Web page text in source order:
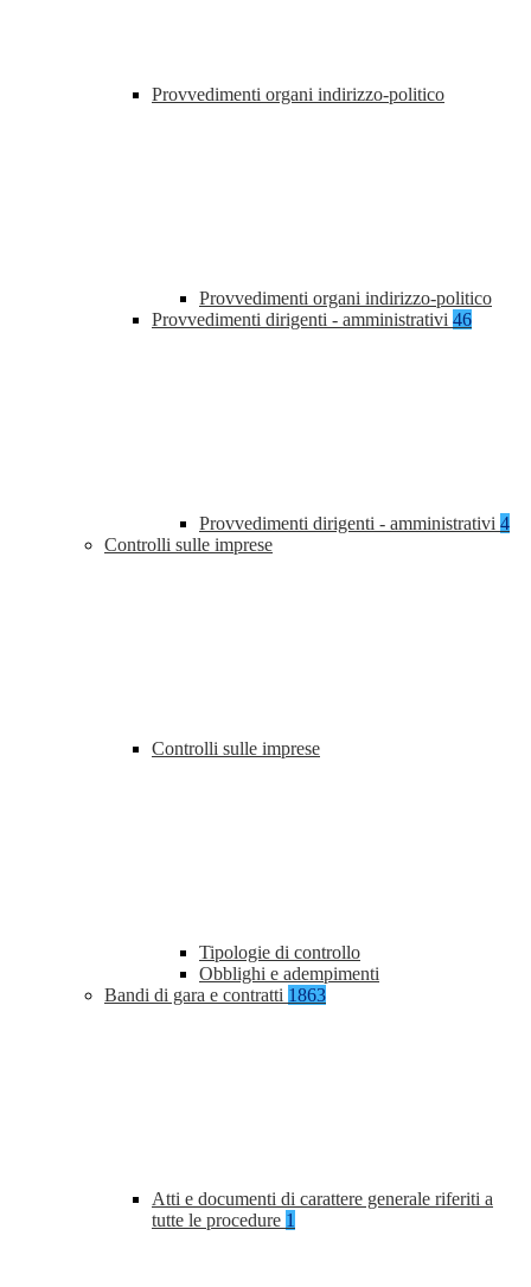
Provvedimenti organi indirizzo-politico
Provvedimenti organi indirizzo-politico
Provvedimenti dirigenti - amministrativi 46
Provvedimenti dirigenti - amministrativi 4
Controlli sulle imprese
Controlli sulle imprese
Tipologie di controllo
Obblighi e adempimenti
Bandi di gara e contratti 1863
Atti e documenti di carattere generale riferiti a
tutte le procedure 1